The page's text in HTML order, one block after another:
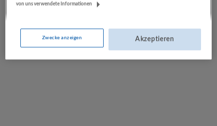
von uns verwendete Informationen
Zwecke anzeigen Akzeptieren